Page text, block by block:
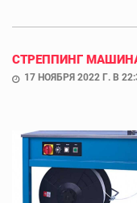
СТРЕППИНГ МАШИНА
17 НОЯБРЯ 2022 Г. В